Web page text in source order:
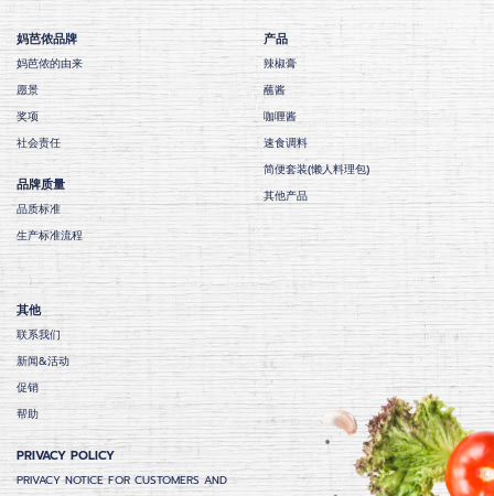
妈芭侬品牌
妈芭侬的由来
愿景
奖项
社会责任
品牌质量
品质标准
生产标准流程
产品
辣椒膏
蘸酱
咖喱酱
速食调料
简便套装(懒人料理包)
其他产品
其他
联系我们
新闻&活动
促销
帮助
PRIVACY POLICY
PRIVACY NOTICE FOR CUSTOMERS AND